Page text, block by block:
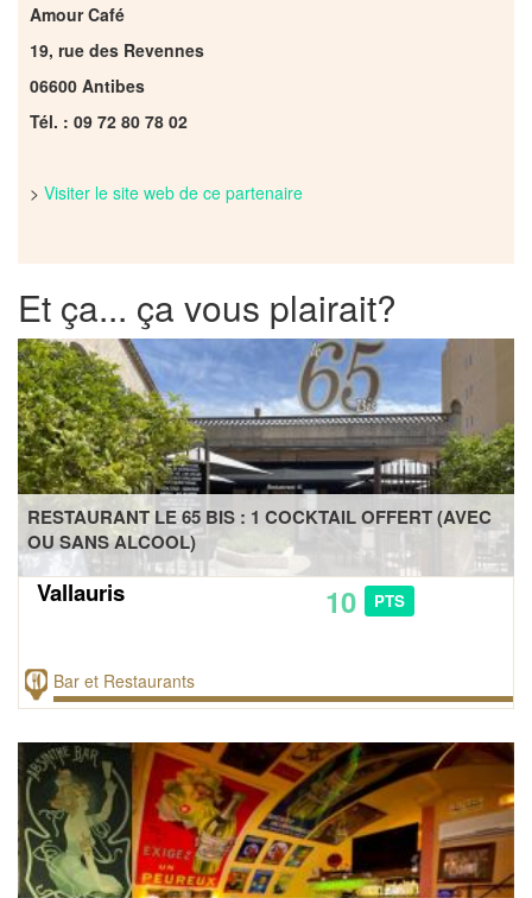
Amour Café
19, rue des Revennes
06600 Antibes
Tél. : 09 72 80 78 02
> Visiter le site web de ce partenaire
Et ça... ça vous plairait?
RESTAURANT LE 65 BIS : 1 COCKTAIL OFFERT (AVEC
OU SANS ALCOOL)
Vallauris 10 PTS
Bar et Restaurants